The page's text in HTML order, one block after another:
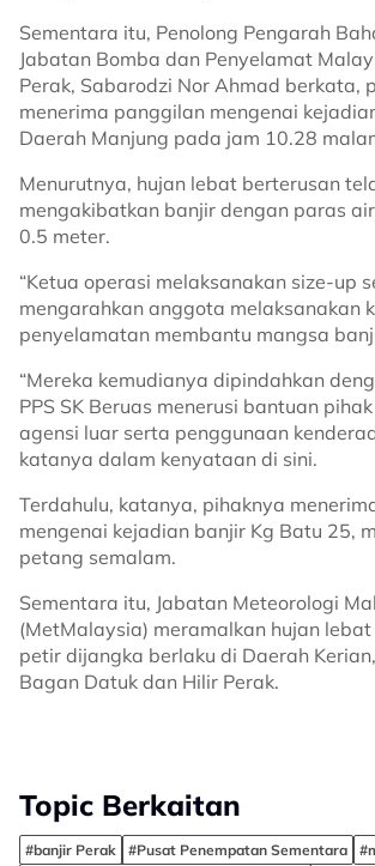
Sementara itu, Penolong Pengarah
Jabatan Bomba dan Penyelamat
Perak, Sabarodzi Nor Ahmad berkata,
menerima panggilan mengenai
Daerah Manjung pada jam 10.28
Menurutnya, hujan lebat berterusan
mengakibatkan banjir dengan paras
0.5 meter.
“Ketua operasi melaksanakan size-up
mengarahkan anggota melaksanakan
penyelamatan membantu mangsa
“Mereka kemudianya dipindahkan
PPS SK Beruas menerusi bantuan
agensi luar serta penggunaan
katanya dalam kenyataan di sini.
Terdahulu, katanya, pihaknya
mengenai kejadian banjir Kg Batu 25,
petang semalam.
Sementara itu, Jabatan Meteorologi
(MetMalaysia) meramalkan hujan
petir dijangka berlaku di Daerah
Bagan Datuk dan Hilir Perak.
Topic Berkaitan
#banjir Perak #Pusat Penempatan Sementara